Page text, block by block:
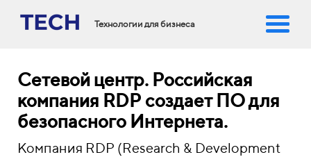
Технологии для бизнеса
Сетевой центр. Российская
компания RDP создает ПО для
безопасного Интернета.
Компания RDP (Research & Development